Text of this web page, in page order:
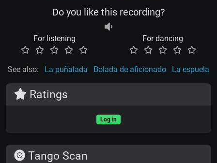
Do you like this recording?
For listening For dancing
See also: La puñalada Bolada de aficionado La espuela
Ratings
Log in
Tango Scan